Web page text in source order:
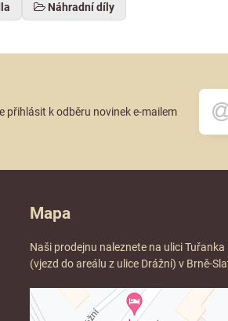
Náhradní díly
přihlásit k odběru novinek e-mailem
Mapa
Naši prodejnu naleznete na ulici Tuřanka
(vjezd do areálu z ulice Drážní) v Brně-